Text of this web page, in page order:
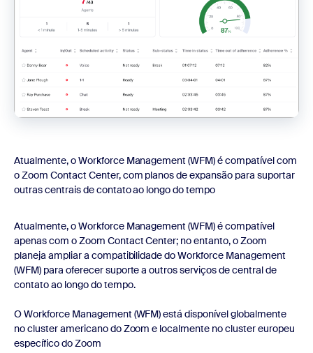
Atualmente, o Workforce Management (WFM) é compatível com
o Zoom Contact Center, com planos de expansão para suportar
outras centrais de contato ao longo do tempo
Atualmente, o Workforce Management (WFM) é compatível
apenas com o Zoom Contact Center; no entanto, o Zoom
planeja ampliar a compatibilidade do Workforce Management
(WFM) para oferecer suporte a outros serviços de central de
contato ao longo do tempo.
O Workforce Management (WFM) está disponível globalmente
no cluster americano do Zoom e localmente no cluster europeu
específico do Zoom